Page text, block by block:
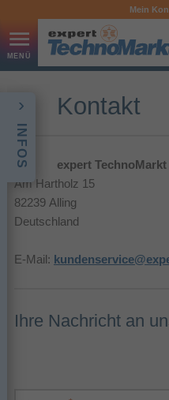
Mein
INFOS
Kontakt
expert
Am Hartholz 15
82239 Alling
Deutschland
E-Mail:
Ihre Nachricht an